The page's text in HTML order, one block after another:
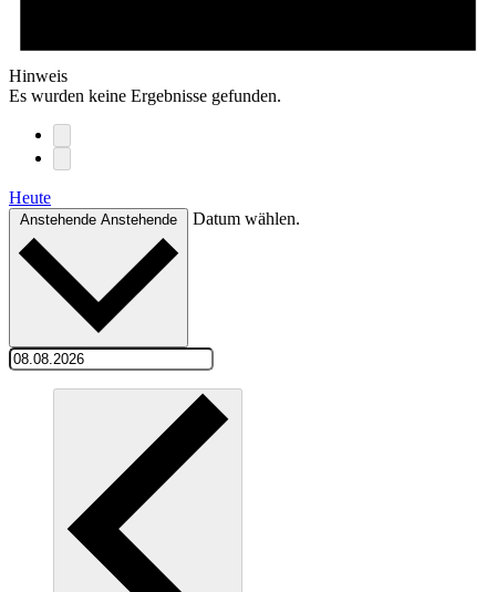
Hinweis
Es wurden keine Ergebnisse gefunden.
Heute
Anstehende Anstehende Datum wählen.